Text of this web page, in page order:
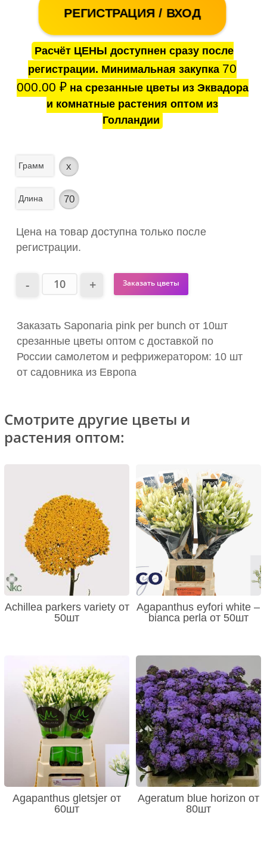
РЕГИСТРАЦИЯ / ВХОД
Расчёт ЦЕНЫ доступнен сразу после
регистрации. Минимальная закупка 70
000.00 ₽на срезанные цветы из Эквадора
и комнатные растения оптом из
Голландии
Грамм x
Длина 70
Цена на товар доступна только после
регистрации.
Заказать цветы
Заказать Saponaria pink per bunch от 10шт
срезанные цветы оптом с доставкой по
России самолетом и рефрижератором: 10 шт
от садовника из Европа
Смотрите другие цветы и
растения оптом:
Achillea parkers variety от
50шт
Agapanthus eyfori white –
bianca perla от 50шт
Agapanthus gletsjer от
60шт
Ageratum blue horizon от
80шт